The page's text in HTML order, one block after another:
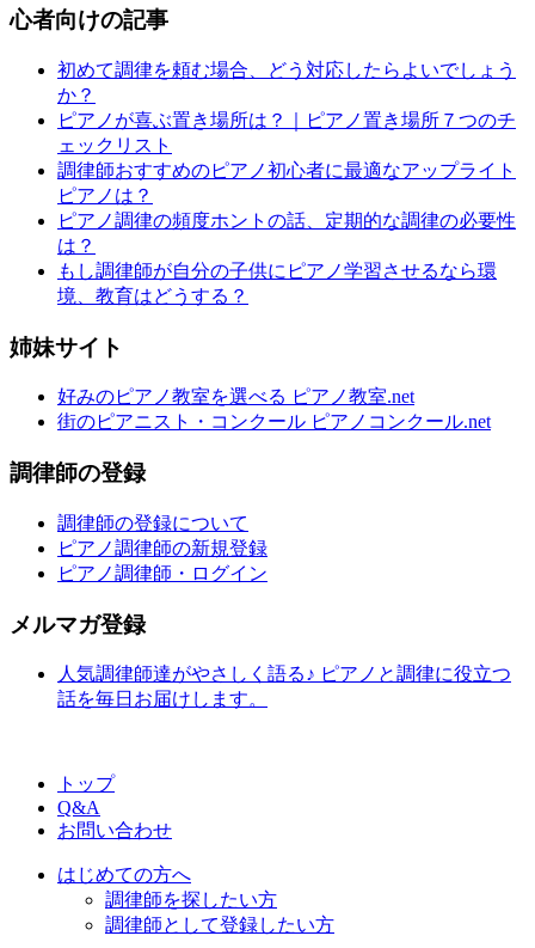
心者向けの記事
初めて調律を頼む場合、どう対応したらよいでしょう
か？
ピアノが喜ぶ置き場所は？｜ピアノ置き場所７つのチ
ェックリスト
調律師おすすめのピアノ初心者に最適なアップライト
ピアノは？
ピアノ調律の頻度ホントの話、定期的な調律の必要性
は？
もし調律師が自分の子供にピアノ学習させるなら環
境、教育はどうする？
姉妹サイト
好みのピアノ教室を選べる ピアノ教室.net
街のピアニスト・コンクール ピアノコンクール.net
調律師の登録
調律師の登録について
ピアノ調律師の新規登録
ピアノ調律師・ログイン
メルマガ登録
人気調律師達がやさしく語る♪ ピアノと調律に役立つ
話を毎日お届けします。
トップ
Q&A
お問い合わせ
はじめての方へ
調律師を探したい方
調律師として登録したい方